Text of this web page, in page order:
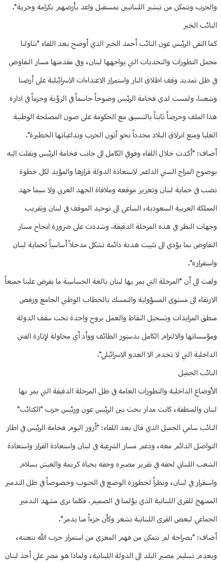
والحرب ونتمكن من تبشير اللبنانيين بمستقبل واعد بأرضهم بكرامة وحرية".
النائب الخير
كما التقى الرئيس عون النائب أحمد الخير الذي أوضح بعد اللقاء "تناولنا
مجمل التطورات والتحديات التي يواجهها لبنان، وفي مقدمتها مسار التفاوض
في ظل تمديد وقف اطلاق النار واستمرار الاعتداءات الاسرائيلية على أرضنا
وشعبنا. ولمست لدى فخامة الرئيس وضوحاً حاسماً في الرؤية وحزماً في ادارة
هذا الملف وحرصاً ثابتاً بالتنسيق مع الحكومة على صون المصلحة الوطنية
العليا ومنع انزلاق البلاد مجدداً نحو آتون الحرب وتداعياتها الخطيرة".
أضاف: "أكدت خلال اللقاء وقوفي الكامل الى جانب فخامة الرئيس ونقلت اليه
بوضوح المزاج السني الداعم لاستعادة الدولة قرارها والمؤيد لكل خطوة
تصب في حماية لبنان وتعزيز موقعه وملاقاة الجهد العربي ولا سيما جهد
المملكة العربية السعودية، الساعي الى توحيد الموقف في لبنان وتقريب
وجهات النظر في هذه المرحلة الدقيقة. وشددت على ضرورة انجاح مسار
التفاوض بما يؤدي الى تثبيت هدنة دائمة تشكل مدخلاً أساسياً لحماية لبنان
واستقراره".
ولفت الى أن "المرحلة التي يمر بها لبنان بالغة الحساسية ما يفرض علينا جميعاً
الارتقاء الى مستوى المسؤولية والتمسك بالخطاب الوطني الجامع ورفض
منطق المزايدات وتسجيل النقاط والعمل بروح واحدة تحت سقف الدولة
ومؤسساتها والالتزام الكامل بدستور الطائف ووأد أي محاولة لإثارة الفتن
الداخلية التي لا تخدم الا العدو الاسرائيلي".
النائب الجميل
الأوضاع الداخلية والتطورات العامة في ظل المرحلة الدقيقة التي يمر بها
لبنان والمنطقة، كانت مدار بحث بين الرئيس عون ورئيس حزب "الكتائب"
النائب سامي الجميل الذي قال بعد اللقاء: "أزور اليوم فخامة الرئيس في اطار
التواصل الدائم معه، ودعم مسار الشرعية في لبنان واستعادة القرار واستعادة
الشعب اللبناني لحقه في تقرير مصيره وحقه بحياة كريمة والعيش بسلام
واستقرار في لبنان، ونظراً لخطورة الوضع في الجنوب وخصوصاً في ظل التدمير
الممنهج للقرى اللبنانية الذي يؤلمنا في الصميم. فكلما نرى مشهد التدمير
الجماعي لبعض القرى اللبنانية نشعر وكأن جزءاً منا يدمر".
أضاف: "بصراحة لم نتمكن من فهم المغزى من استمرار حزب الله بتعنته،
وبعدم تسليم مصير البلد الى الدولة اللبنانية، ولماذا هو مصر على أخذ لبنان